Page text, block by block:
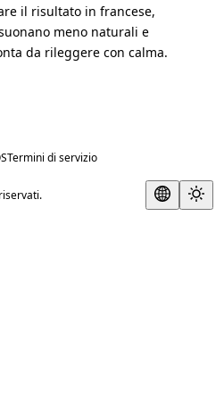
il risultato in francese,
meno naturali e
da rileggere con calma.
Termini di servizio